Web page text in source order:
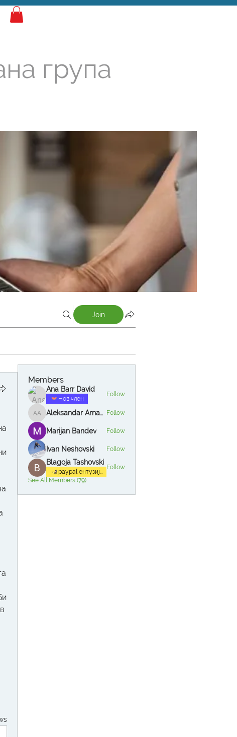
група
Join
Members
Ana Barr David
Нов член
Follow
Aleksandar Arnautov
Aleksandar Arnautov Follow
Marijan Bandev Follow
Ivan Neshovski Follow
Blagoja Tashovski
paypal ентузијаст
Follow
See All Members (79)